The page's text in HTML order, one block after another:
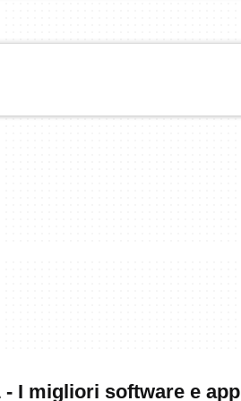
I migliori software e app